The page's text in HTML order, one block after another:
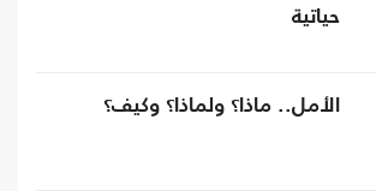
حياتية
الأمل.. ماذا؟ ولماذا؟ وكيف؟